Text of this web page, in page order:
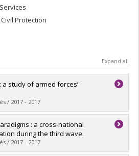
Protection
Expand all
a study of armed forces’
/ 2017 - 2017
Julien
Papyrus
: a cross-national
during the third wave.
/ 2017 - 2017